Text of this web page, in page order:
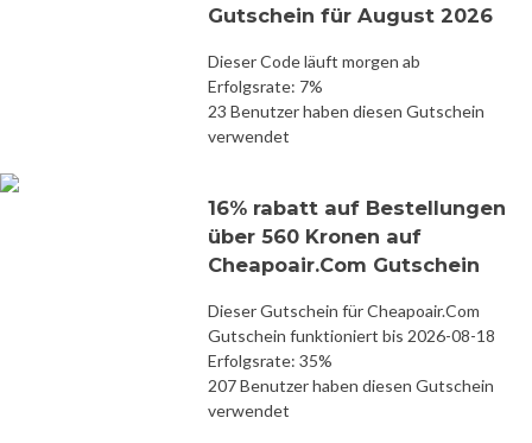
Gutschein für August 2026
Dieser Code läuft morgen ab
Erfolgsrate: 7%
23 Benutzer haben diesen Gutschein
verwendet
16% rabatt auf Bestellungen
über 560 Kronen auf
Cheapoair.Com Gutschein
Dieser Gutschein für Cheapoair.Com
Gutschein funktioniert bis 2026-08-18
Erfolgsrate: 35%
207 Benutzer haben diesen Gutschein
verwendet